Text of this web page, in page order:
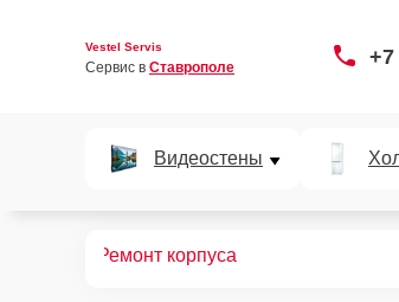
Vestel Servis
Сервис в Ставрополе +7
Видеостены
Ремонт корпуса